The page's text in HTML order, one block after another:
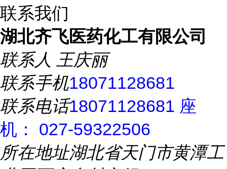
联系我们
湖北齐飞医药化工有限公司
联系人 王庆丽
联系手机18071128681
联系电话18071128681 座
机： 027-59322506
所在地址湖北省天门市黄潭工